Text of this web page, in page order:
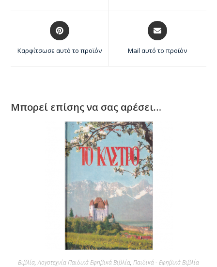
Καρφίτσωσε αυτό το προϊόν Mail αυτό το προϊόν
Μπορεί επίσης να σας αρέσει…
Βιβλία,Λογοτεχνία Παιδικά Εφηβικά Βιβλία, Παιδικά - Εφηβικά Βιβλία